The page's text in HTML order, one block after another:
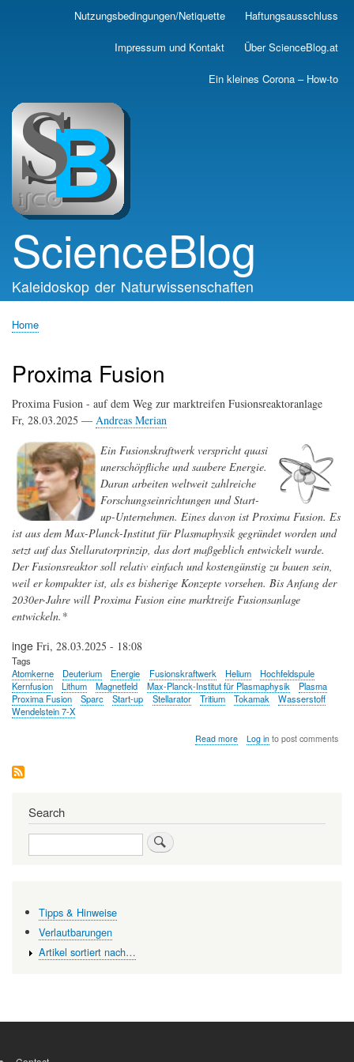
Skip
main
Nutzungsbedingungen/Netiquette Haftungsausschluss
Impressum und Kontakt Über ScienceBlog.at
Ein kleines Corona – How-to
ScienceBlog
Kaleidoskop der Naturwissenschaften
Home
Proxima Fusion
Proxima Fusion - auf dem Weg zur marktreifen Fusionsreaktoranlage
Fr, 28.03.2025 — Andreas Merian
Ein Fusionskraftwerk verspricht quasi
unerschöpfliche und saubere Energie.
Daran arbeiten weltweit zahlreiche
Forschungseinrichtungen und Start-
up-Unternehmen. Eines davon ist Proxima Fusion. Es
ist aus dem Max-Planck-Institut für Plasmaphysik gegründet worden und
setzt auf das Stellaratorprinzip, das dort maßgeblich entwickelt wurde.
Der Fusionsreaktor soll relativ einfach und kostengünstig zu bauen sein,
weil er kompakter ist, als es bisherige Konzepte vorsehen. Bis Anfang der
2030er-Jahre will Proxima Fusion eine marktreife Fusionsanlage
entwickeln.*
inge Fri, 28.03.2025 - 18:08
Tags
Atomkerne
Deuterium Energie Fusionskraftwerk Helium
Hochfeldspule
Kernfusion
Lithum Magnetfeld Max-Planck-Institut für Plasmaphysik
Plasma
Proxima Fusion
Sparc Start-up Stellarator Tritium Tokamak
Wasserstoff
Wendelstein 7-X
Read moreabout
Proxima
zur
Log into post comments
Search
Search
Tipps & Hinweise
Verlautbarungen
Artikel sortiert nach…